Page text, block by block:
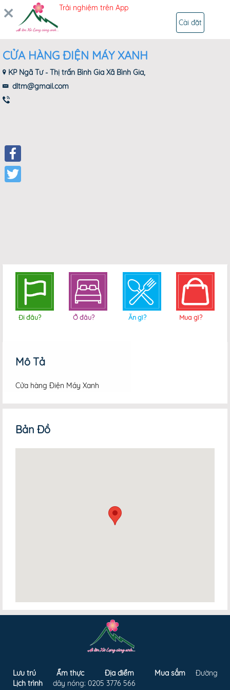
Facebook
CỬA HÀNG ĐIỆN MÁY XANH
KP Ngã Tư - Thị trấn Bình Gia Xã Bình Gia,
dltm@gmail.com
Đi đâu? Ở đâu? Ăn gì? Mua gì?
Mô Tả
Cửa hàng Điện Máy Xanh
Bản Đồ
Lưu trú Ẩm thực Địa điểm
Mua sắm
Lịch trình
Đường
dây nóng: 0205 3776 566
Trải nghiệm trên App
Cài đặt